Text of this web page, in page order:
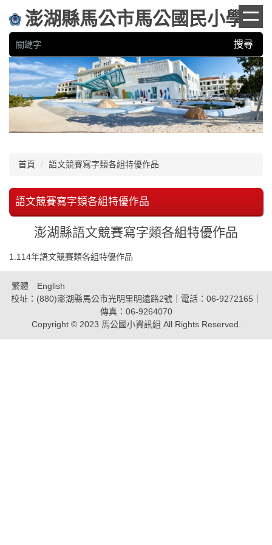
到
主
內
容
區
澎湖縣馬公市馬公國民小學
搜尋
首頁 語文競賽寫字類各組特優作品
語文競賽寫字類各組特優作品
澎湖縣語文競賽寫字類各組特優作品
1. 114年語文競賽類各組特優作品
繁體
English
校址：(880)澎湖縣馬公市光明里明遠路2號｜電話：06-9272165｜
傳真：06-9264070
Copyright © 2023 馬公國小資訊組 All Rights Reserved.